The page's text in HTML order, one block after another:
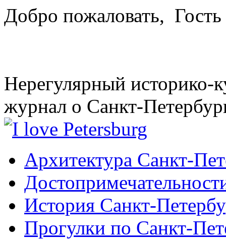
Добро пожаловать, Гость
Нерегулярный историко-
журнал о Санкт-
Архитектура Санкт-
История Санкт-
Прогулки по Санкт-